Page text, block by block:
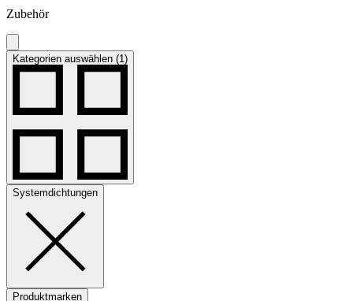
Zubehör
Kategorien auswählen (1)
Systemdichtungen
Produktmarken